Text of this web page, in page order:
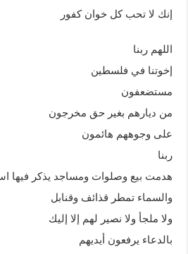
إنك لا تحب كل خوان كفور
اللهم ربنا
إخوتنا في فلسطين
مستضعفون
من ديارهم بغير حق مخرجون
على وجوههم هائمون
ربنا
هدمت بيع وصلوات ومساجد يذكر فيها
والسماء تمطر قذائف وقنابل
ولا ملجأ ولا نصير لهم إلا إليك
بالدعاء يرفعون أيديهم